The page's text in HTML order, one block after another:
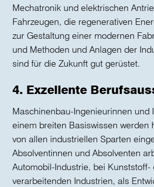
Mechatronik und elektrischen
Fahrzeugen, die regenerativen
zur Gestaltung einer modernen
und Methoden und Anlagen der
sind für die Zukunft gut gerüstet.
4. Exzellente
Maschinenbau-Ingenieurinnen und
einem breiten Basiswissen werden
von allen industriellen Sparten
Absolventinnen und Absolventen
Automobil-Industrie, bei Kunststoff-
verarbeitenden Industrien, als